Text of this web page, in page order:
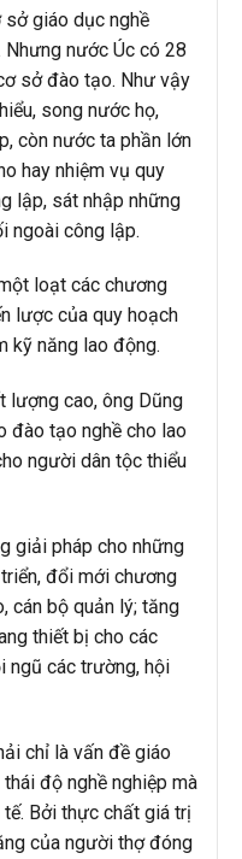
sở giáo dục nghề
Nhưng nước Úc có 28
sở đào tạo. Như vậy
song nước họ,
còn nước ta phần lớn
hay nhiệm vụ quy
lập, sát nhập những
ngoài công lập.
loạt các chương
lược của quy hoạch
kỹ năng lao động.
lượng cao, ông Dũng
đào tạo nghề cho lao
người dân tộc thiểu
giải pháp cho những
đổi mới chương
cán bộ quản lý; tăng
thiết bị cho các
ngũ các trường, hội
chỉ là vấn đề giáo
độ nghề nghiệp mà
Bởi thực chất giá trị
của người thợ đóng